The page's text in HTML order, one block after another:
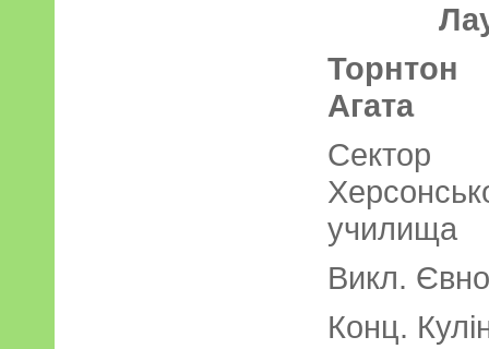
Торнтон
Агата
Сектор
Викл.
Конц.